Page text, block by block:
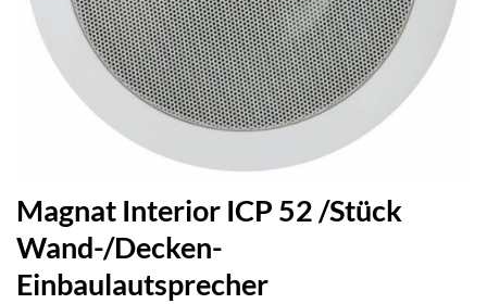
Magnat Interior ICP 52 /Stück
Wand-/Decken-
Einbaulautsprecher